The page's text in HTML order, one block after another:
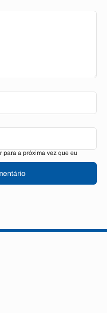
para a próxima vez que eu